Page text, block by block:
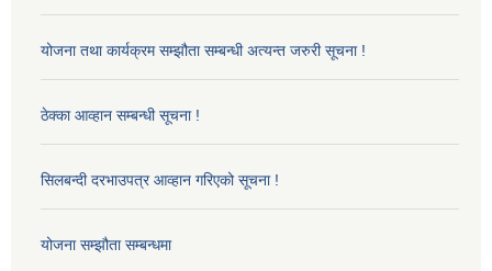
योजना तथा कार्यक्रम सम्झौता सम्बन्धी अत्यन्त जरुरी सूचना !
ठेक्का आव्हान सम्बन्धी सूचना !
सिलबन्दी दरभाउपत्र आव्हान गरिएको सूचना !
योजना सम्झौता सम्बन्धमा